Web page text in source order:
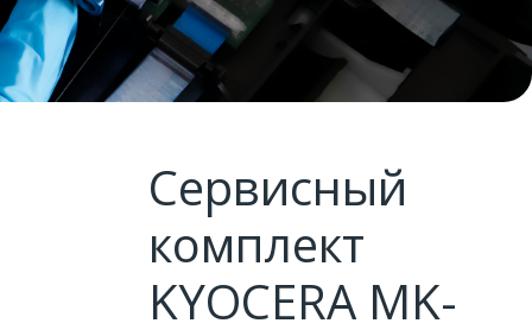
Сервисный
комплект
KYOCERA MK-